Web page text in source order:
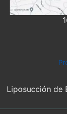
Liposucción de